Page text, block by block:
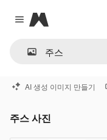
Close menu
Magnific
AI 생성 이미지 만들기
주스 사진